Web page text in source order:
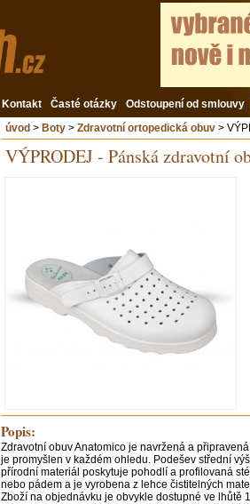
Kontakt Časté otázky Odstoupení od smlouvy
úvod > Boty > Zdravotní ortopedická obuv >
VÝPRODEJ - Pánská zdravotní
Popis:
Zdravotní obuv Anatomico je navržená a
je promyšlen v každém ohledu. Podešev střední
přírodní materiál poskytuje pohodlí a profilovaná
nebo pádem a je vyrobena z lehce čistitelných
Zboží na objednávku je obvykle dostupné ve lhůtě